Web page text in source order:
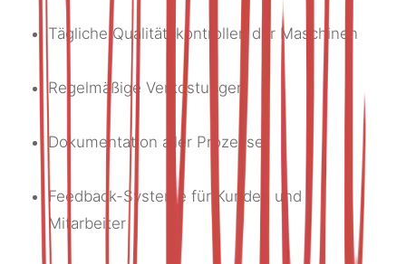
Tägliche Qualitätskontrollen der Maschinen
Regelmäßige Verkostungen
Dokumentation aller Prozesse
Feedback-Systeme für Kunden und
Mitarbeiter